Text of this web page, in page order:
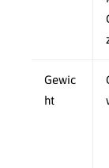
Gewic
ht